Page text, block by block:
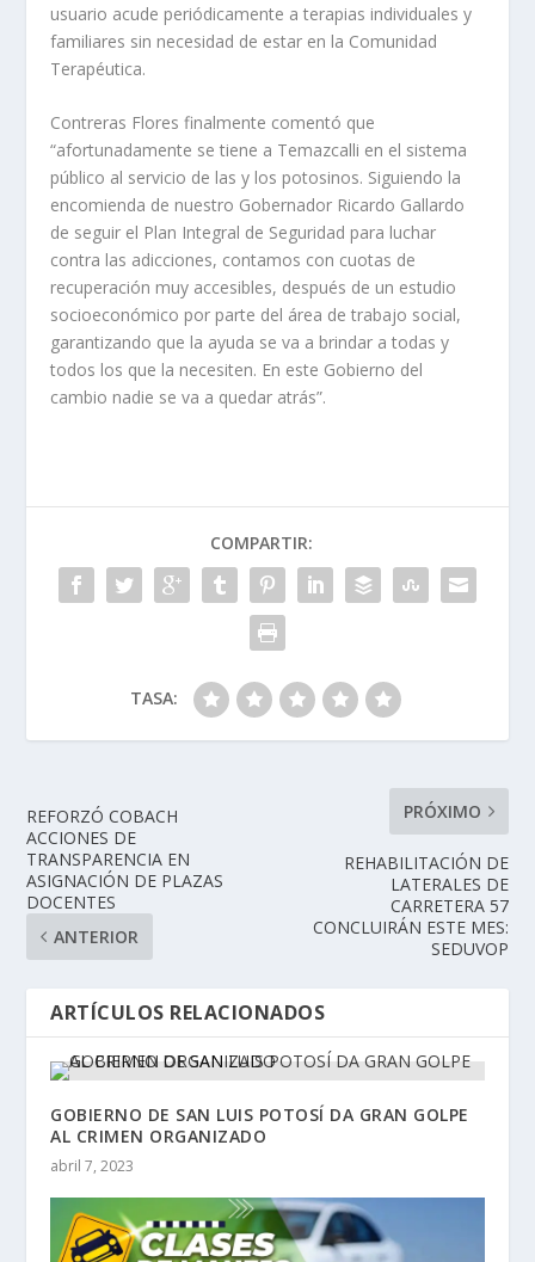
usuario acude periódicamente a terapias individuales y
familiares sin necesidad de estar en la Comunidad
Terapéutica.
Contreras Flores finalmente comentó que
“afortunadamente se tiene a Temazcalli en el sistema
público al servicio de las y los potosinos. Siguiendo la
encomienda de nuestro Gobernador Ricardo Gallardo
de seguir el Plan Integral de Seguridad para luchar
contra las adicciones, contamos con cuotas de
recuperación muy accesibles, después de un estudio
socioeconómico por parte del área de trabajo social,
garantizando que la ayuda se va a brindar a todas y
todos los que la necesiten. En este Gobierno del
cambio nadie se va a quedar atrás”.
COMPARTIR:
TASA:
REFORZÓ COBACH
ACCIONES DE
TRANSPARENCIA EN
ASIGNACIÓN DE PLAZAS
DOCENTES
ANTERIOR
PRÓXIMO
REHABILITACIÓN DE
LATERALES DE
CARRETERA 57
CONCLUIRÁN ESTE MES:
SEDUVOP
ARTÍCULOS RELACIONADOS
GOBIERNO DE SAN LUIS POTOSÍ DA GRAN GOLPE
AL CRIMEN ORGANIZADO
abril 7, 2023